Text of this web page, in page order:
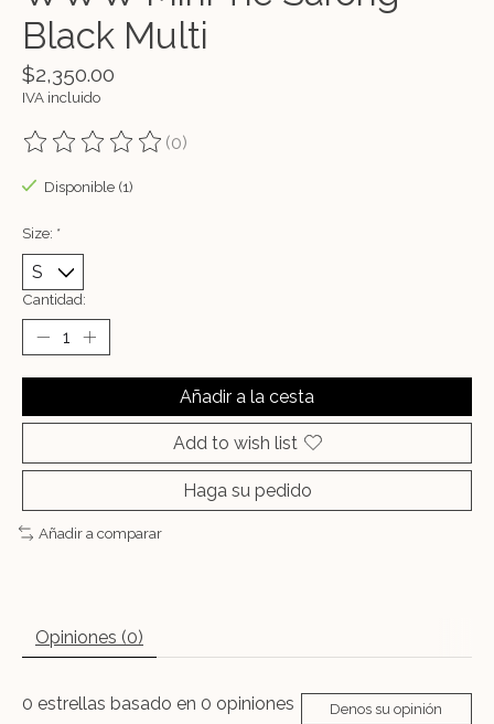
Black Multi
$2,350.00
IVA incluido
The rating of this product is
(0)
Disponible (1)
Size: *
Cantidad:
Añadir a la cesta
Add to wish list
Haga su pedido
Añadir a comparar
Opiniones (0)
0 estrellas basado en 0 opiniones Denos su opinión